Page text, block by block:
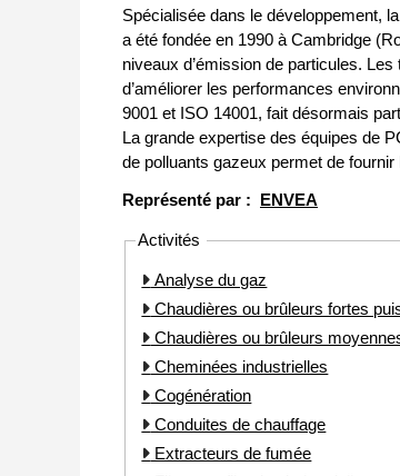
Spécialisée dans le développement,
a été fondée en 1990 à Cambridge
niveaux d’émission de particules.
d’améliorer les performances
9001 et ISO 14001, fait désormais
La grande expertise des équipes de
de polluants gazeux permet de
Représenté par : ENVEA
Activités
Analyse du gaz
Chaudières ou brûleurs fortes
Chaudières ou brûleurs
Cheminées industrielles
Cogénération
Conduites de chauffage
Extracteurs de fumée